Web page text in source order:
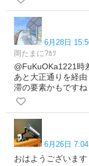
6月28日
岡たまに?ｶﾂ
@FuKuOKa1221時
あと大正通りを経
滞の要素かもですね
6月26日 7:04
おはようございま